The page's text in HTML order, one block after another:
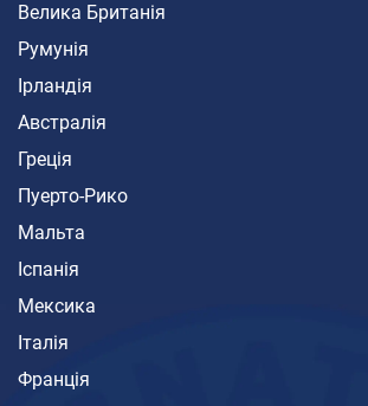
Велика Британія
Румунія
Ірландія
Австралія
Греція
Пуерто-Рико
Мальта
Іспанія
Мексика
Італія
Франція